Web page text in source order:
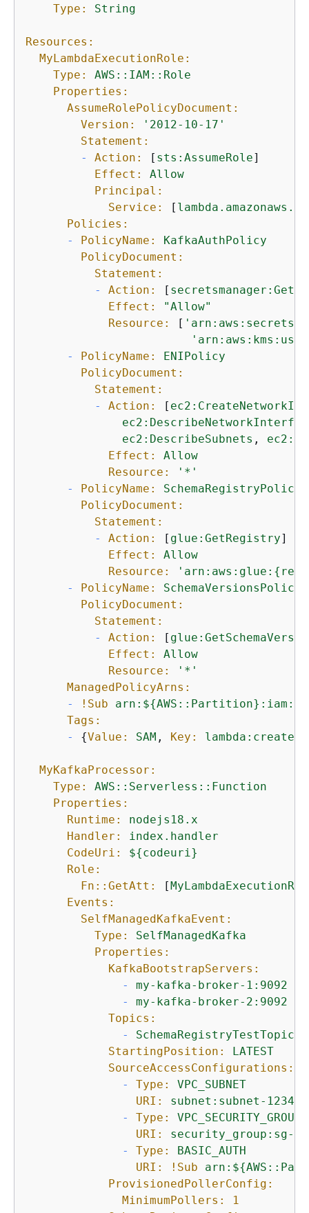
Type:
String
Resources:
MyLambdaExecutionRole:
Type:
AWS::IAM::Role
Properties:
AssumeRolePolicyDocument:
Version:
'2012-10-17'
Statement:
-
Action: [ sts:AssumeRole]
Effect:
Allow
Principal:
Service:
[
Policies:
-
PolicyName:
KafkaAuthPolicy
PolicyDocument:
Statement:
-
Action: [
Effect:
"Allow"
Resource:
[
'arn:aws:kms:us-
-
PolicyName:
ENIPolicy
PolicyDocument:
Statement:
-
Action: [
ec2:DescribeSubnets ,
Effect:
Allow
Resource:
'*'
-
PolicyName:
SchemaRegistryPolicy
PolicyDocument:
Statement:
-
Action: [ glue:GetRegistry]
Effect:
Allow
Resource:
'arn:aws:glue: {
-
PolicyName:
SchemaVersionsPolicy
PolicyDocument:
Statement:
-
Action: [
Effect:
Allow
Resource:
'*'
ManagedPolicyArns:
-
!Sub arn:${
Tags:
-
{Value: SAM , Key:
MyKafkaProcessor:
Type:
AWS::Serverless::Function
Properties:
Runtime:
nodejs18.x
Handler:
index.handler
CodeUri:
${codeuri}
Role:
Fn::GetAtt:
[
Events:
SelfManagedKafkaEvent:
Type:
SelfManagedKafka
Properties:
KafkaBootstrapServers:
-
my-kafka-broker-1:9092
-
my-kafka-broker-2:9092
Topics:
-
SchemaRegistryTestTopic
StartingPosition:
LATEST
SourceAccessConfigurations:
-
Type:
VPC_SUBNET
URI:
subnet:subnet-
-
Type:
VPC_SECURITY_GROUP
URI:
security_group:sg-
-
Type:
BASIC_AUTH
URI:
!Sub arn:${
ProvisionedPollerConfig:
MinimumPollers:
1